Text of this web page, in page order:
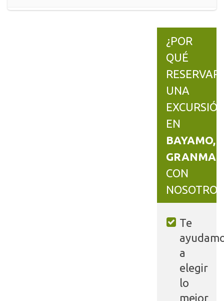
¿POR
QUÉ
RESERVAR
UNA
EN
BAYAMO,
GRANMA
CON
Te
a
elegir
lo
mejor